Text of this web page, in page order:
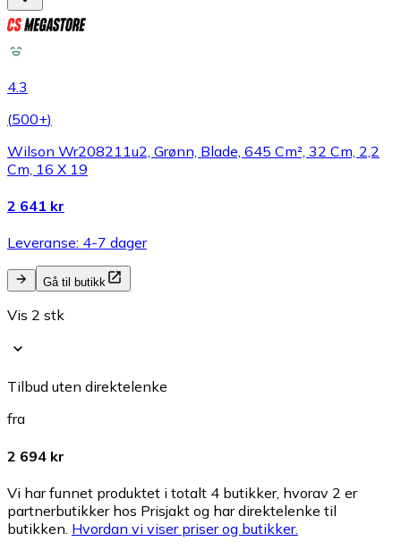
4.3
(500+)
Wilson Wr208211u2, Grønn, Blade, 645 Cm², 32 Cm, 2,2
Cm, 16 X 19
2 641 kr
Leveranse: 4-7 dager
Gå til butikk
Vis 2 stk
Tilbud uten direktelenke
fra
2 694 kr
Vi har funnet produktet i totalt 4 butikker, hvorav 2 er
partnerbutikker hos Prisjakt og har direktelenke til
butikken. Hvordan vi viser priser og butikker.